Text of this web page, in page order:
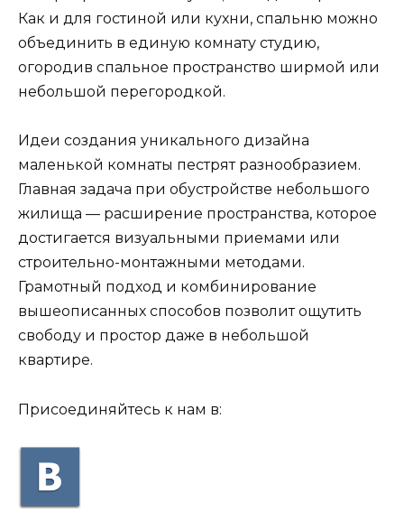
Как и для гостиной или кухни, спальню можно
объединить в единую комнату студию,
огородив спальное пространство ширмой или
небольшой перегородкой.
Идеи создания уникального дизайна
маленькой комнаты пестрят разнообразием.
Главная задача при обустройстве небольшого
жилища — расширение пространства, которое
достигается визуальными приемами или
строительно-монтажными методами.
Грамотный подход и комбинирование
вышеописанных способов позволит ощутить
свободу и простор даже в небольшой
квартире.
Присоединяйтесь к нам в: